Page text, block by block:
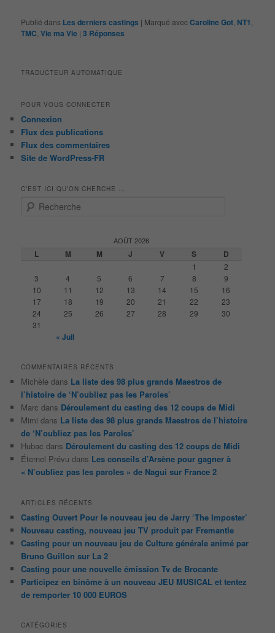
Publié dans Les derniers castings | Marqué avecCaroline Got NT1
TMC ,Vie ma Vie |3 Réponses
TRADUCTEUR AUTOMATIQUE
POUR VOUS CONNECTER
Connexion
Flux des publications
Flux des commentaires
Site de WordPress-FR
C’EST ICI QU’ON CHERCHE …
AOÛT 2026
L M M J V S D
1
2
3
4 5 6 7 8
9
10
11 12 13 14 15
16
17
18 19 20 21 22
23
24
25 26 27 28 29
30
31
« Juil
COMMENTAIRES RÉCENTS
Michèle dans La liste des 98 plus grands Maestros de
l’histoire de ‘N’oubliez pas les Paroles’
Marc dans Déroulement du casting des 12 coups de Midi
Mimi dans La liste des 98 plus grands Maestros de l’histoire
de ‘N’oubliez pas les Paroles’
Hubac dans Déroulement du casting des 12 coups de Midi
Éternel Prévu dans Les conseils d’Arsène pour gagner à
« N’oubliez pas les paroles » de Nagui sur France 2
ARTICLES RÉCENTS
Casting Ouvert Pour le nouveau jeu de Jarry ‘The Imposter’
Nouveau casting, nouveau jeu TV produit par Fremantle
Casting pour un nouveau jeu de Culture générale animé par
Bruno Guillon sur La 2
Casting pour une nouvelle émission Tv de Brocante
Participez en binôme à un nouveau JEU MUSICAL et tentez
de remporter 10 000 EUROS
CATÉGORIES